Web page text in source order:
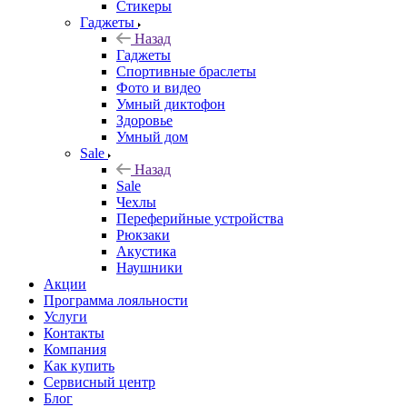
Стикеры
Гаджеты
Назад
Гаджеты
Спортивные браслеты
Фото и видео
Умный диктофон
Здоровье
Умный дом
Sale
Назад
Sale
Чехлы
Переферийные устройства
Рюкзаки
Акустика
Наушники
Акции
Программа лояльности
Услуги
Контакты
Компания
Как купить
Сервисный центр
Блог